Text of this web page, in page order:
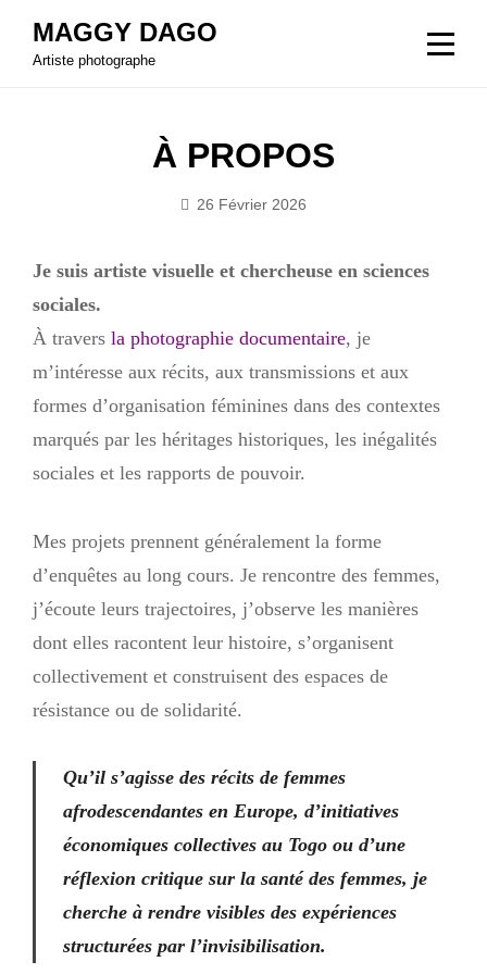
MAGGY DAGO
Artiste photographe
À PROPOS
26 Février 2026
Je suis artiste visuelle et chercheuse en sciences
sociales.
À travers la photographie documentaire, je
m’intéresse aux récits, aux transmissions et aux
formes d’organisation féminines dans des contextes
marqués par les héritages historiques, les inégalités
sociales et les rapports de pouvoir.
Mes projets prennent généralement la forme
d’enquêtes au long cours. Je rencontre des femmes,
j’écoute leurs trajectoires, j’observe les manières
dont elles racontent leur histoire, s’organisent
collectivement et construisent des espaces de
résistance ou de solidarité.
Qu’il s’agisse des récits de femmes
afrodescendantes en Europe, d’initiatives
économiques collectives au Togo ou d’une
réflexion critique sur la santé des femmes, je
cherche à rendre visibles des expériences
structurées par l’invisibilisation.